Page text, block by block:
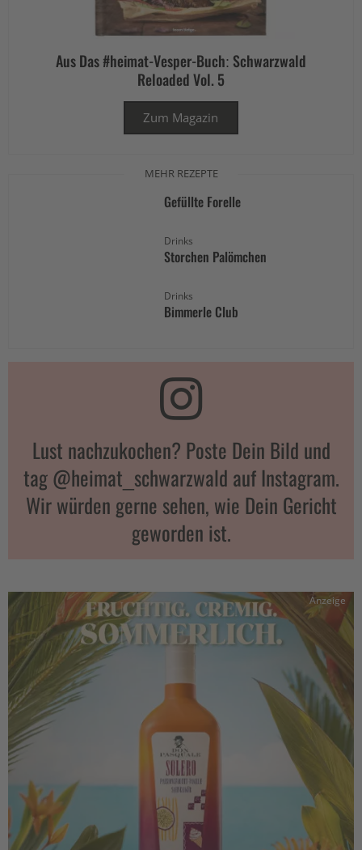
Aus Das #heimat-Vesper-Buch: Schwarzwald
Reloaded Vol. 5
Zum Magazin
MEHR REZEPTE
Gefüllte Forelle
Drinks
Storchen Palömchen
Drinks
Bimmerle Club
Lust nachzukochen? Poste Dein Bild und
tag @heimat_schwarzwald auf Instagram.
Wir würden gerne sehen, wie Dein Gericht
geworden ist.
Anzeige